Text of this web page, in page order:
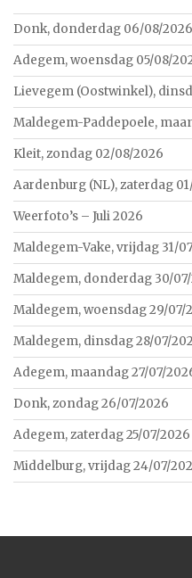
Donk, donderdag 06/08/2026
Adegem, woensdag 05/08/
Lievegem (Oostwinkel),
Maldegem-Paddepoele,
Kleit, zondag 02/08/2026
Aardenburg (NL), zaterdag
Weerfoto’s – Juli 2026
Maldegem-Vake, vrijdag 31/
Maldegem, donderdag 30/
Maldegem, woensdag 29/07/
Maldegem, dinsdag 28/07/
Adegem, maandag 27/07/
Donk, zondag 26/07/2026
Adegem, zaterdag 25/07/2026
Middelburg, vrijdag 24/07/